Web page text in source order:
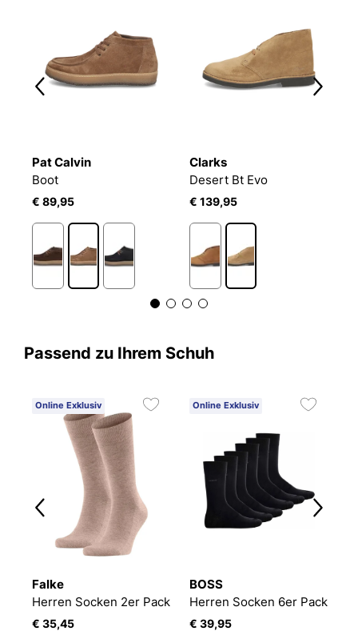
Pat Calvin
Boot
€ 89,95
Clarks
Desert Bt Evo
€ 139,95
Passend zu Ihrem Schuh
Online Exklusiv
Falke
Herren Socken 2er Pack
€ 35,45
Online Exklusiv
BOSS
Herren Socken 6er Pack
€ 39,95